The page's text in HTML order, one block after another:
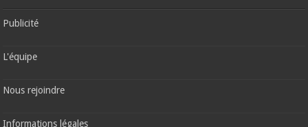
Publicité
L'équipe
Nous rejoindre
Informations légales